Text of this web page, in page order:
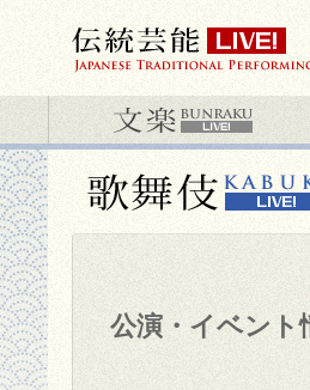
公演・イベント